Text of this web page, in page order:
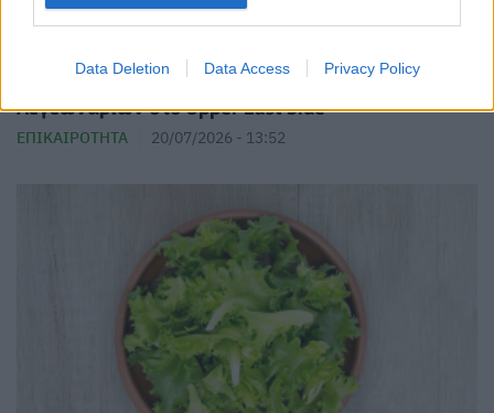
Data Deletion Data Access Privacy Policy
Νέα Υόρκη: Τρίτος νεκρός από τη νόσο των
Λεγεωνάριων στο Upper East Side
ΕΠΙΚΑΙΡΌΤΗΤΑ 20/07/2026 - 13:52